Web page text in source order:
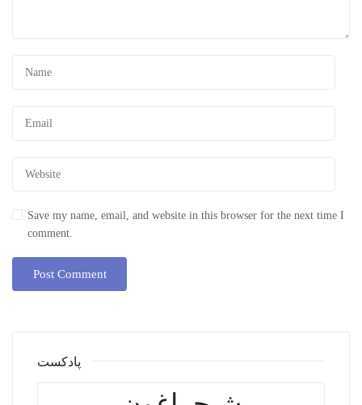
Save my name, email, and website in this browser for the next time I
comment.
پادکست